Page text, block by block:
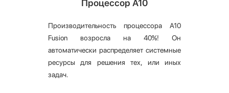
Процессор А10
Производительность процессора A10
Fusion возросла на 40%! Он
автоматически распределяет системные
ресурсы для решения тех, или иных
задач.